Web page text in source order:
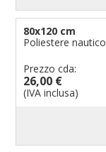
80x120 cm
Poliestere nautico
Prezzo cda:
26,00 €
(IVA inclusa)